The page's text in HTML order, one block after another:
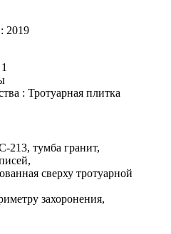
2019
: Тротуарная плитка
213, тумба гранит,
сверху тротуарной
захоронения,